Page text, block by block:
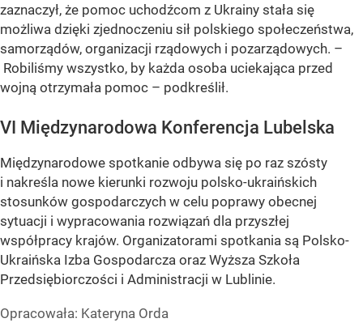
zaznaczył, że pomoc uchodźcom z Ukrainy stała się
możliwa dzięki zjednoczeniu sił polskiego społeczeństwa,
samorządów, organizacji rządowych i pozarządowych. –
Robiliśmy wszystko, by każda osoba uciekająca przed
wojną otrzymała pomoc – podkreślił.
VI Międzynarodowa Konferencja Lubelska
Międzynarodowe spotkanie odbywa się po raz szósty
i nakreśla nowe kierunki rozwoju polsko-ukraińskich
stosunków gospodarczych w celu poprawy obecnej
sytuacji i wypracowania rozwiązań dla przyszłej
współpracy krajów. Organizatorami spotkania są Polsko-
Ukraińska Izba Gospodarcza oraz Wyższa Szkoła
Przedsiębiorczości i Administracji w Lublinie.
Opracowała: Kateryna Orda